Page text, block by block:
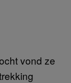
vond ze